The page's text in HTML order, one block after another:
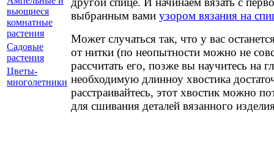
выбранным вами узором вязания на
Может случаться так, что у вас
от нитки (по неопытности можно не
рассчитать его, позже вы научитесь на
необходимую длинноу хвостика
расстраивайтесь, этот хвостик можно
для сшивания деталей вязанного
вьющиеся
комнатные
растения
Садовые
растения
Цветы-
многолетники